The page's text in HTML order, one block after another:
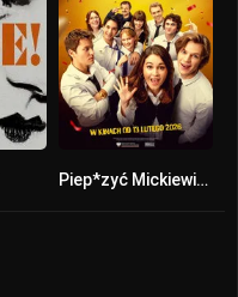
0
Piep*zyć Mickiewicza 3